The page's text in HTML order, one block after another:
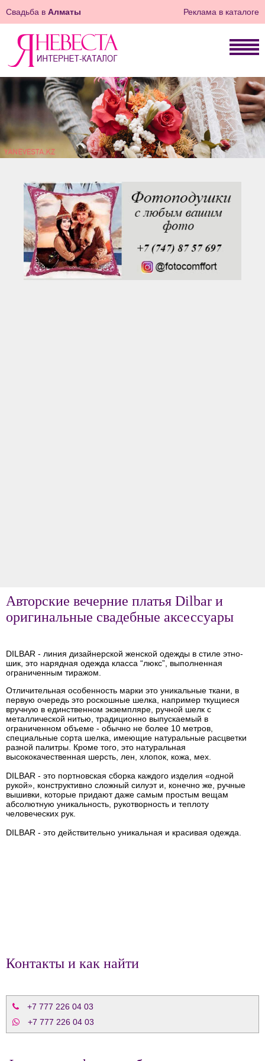
Свадьба в Алматы Реклама в каталоге
Авторские вечерние платья Dilbar и
оригинальные свадебные аксессуары
DILBAR - линия дизайнерской женской одежды в стиле этно-
шик, это нарядная одежда класса “люкс”, выполненная
ограниченным тиражом.
Отличительная особенность марки это уникальные ткани, в
первую очередь это роскошные шелка, например ткущиеся
вручную в единственном экземпляре, ручной шелк с
металлической нитью, традиционно выпускаемый в
ограниченном объеме - обычно не более 10 метров,
специальные сорта шелка, имеющие натуральные расцветки
разной палитры. Кроме того, это натуральная
высококачественная шерсть, лен, хлопок, кожа, мех.
DILBAR - это портновская сборка каждого изделия «одной
рукой», конструктивно сложный силуэт и, конечно же, ручные
вышивки, которые придают даже самым простым вещам
абсолютную уникальность, рукотворность и теплоту
человеческих рук.
DILBAR - это действительно уникальная и красивая одежда.
Контакты и как найти
+7 777 226 04 03
+7 777 226 04 03